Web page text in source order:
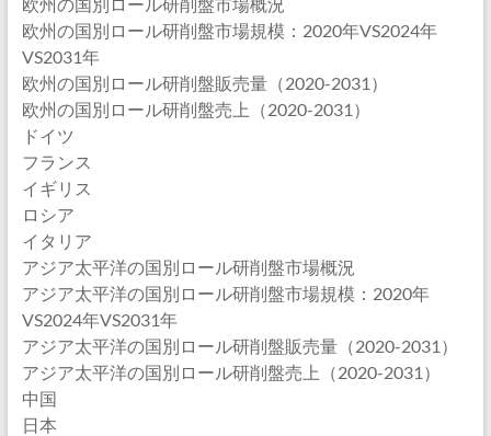
欧州の国別ロール研削盤市場規模：2020年VS2024年
VS2031年
欧州の国別ロール研削盤販売量（2020-2031）
欧州の国別ロール研削盤売上（2020-2031）
ドイツ
フランス
イギリス
ロシア
イタリア
アジア太平洋の国別ロール研削盤市場概況
アジア太平洋の国別ロール研削盤市場規模：2020年
VS2024年VS2031年
アジア太平洋の国別ロール研削盤販売量（2020-2031）
アジア太平洋の国別ロール研削盤売上（2020-2031）
中国
日本